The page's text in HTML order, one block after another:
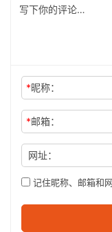
观点 | 超一半的
2017汉马杂感
侬好上马 | 马拉
热点 | 通往圣殿之